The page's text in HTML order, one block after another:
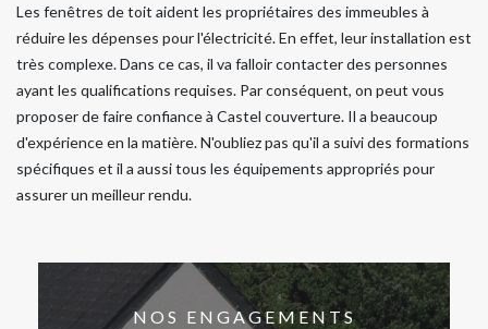
Les fenêtres de toit aident les propriétaires des immeubles à
réduire les dépenses pour l'électricité. En effet, leur installation est
très complexe. Dans ce cas, il va falloir contacter des personnes
ayant les qualifications requises. Par conséquent, on peut vous
proposer de faire confiance à Castel couverture. Il a beaucoup
d'expérience en la matière. N'oubliez pas qu'il a suivi des formations
spécifiques et il a aussi tous les équipements appropriés pour
assurer un meilleur rendu.
NOS ENGAGEMENTS